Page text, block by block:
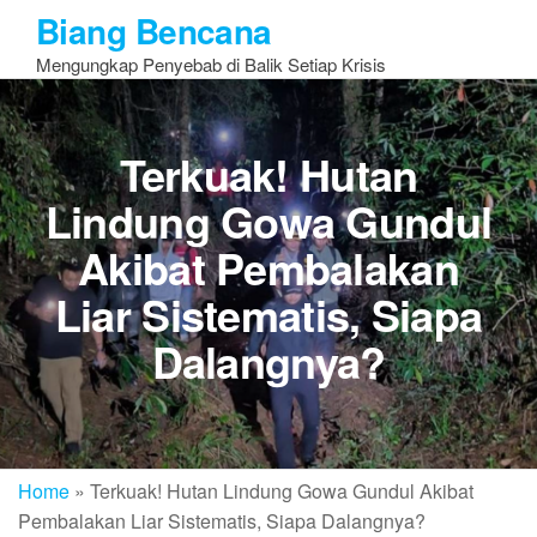
the
content
Biang Bencana
Mengungkap Penyebab di Balik Setiap Krisis
Terkuak! Hutan
Lindung Gowa Gundul
Akibat Pembalakan
Liar Sistematis, Siapa
Dalangnya?
Home » Terkuak! Hutan Lindung Gowa Gundul Akibat
Pembalakan Liar Sistematis, Siapa Dalangnya?